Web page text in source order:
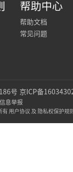
帮助中心
帮助文档
常见问题
号 京ICP备
息举报
用户协议 及 隐私权保护规